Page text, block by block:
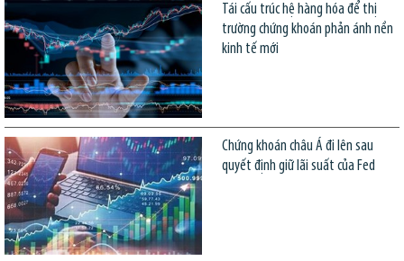
Tái cấu trúc hệ hàng hóa để thị
trường chứng khoán phản ánh nền
kinh tế mới
Chứng khoán châu Á đi lên sau
quyết định giữ lãi suất của Fed